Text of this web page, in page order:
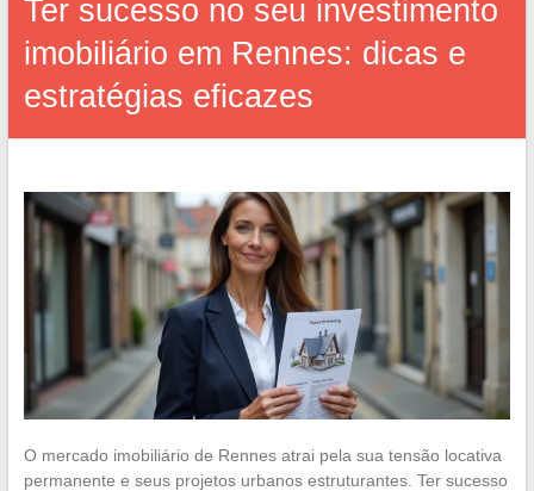
Ter sucesso no seu investimento
imobiliário em Rennes: dicas e
estratégias eficazes
O mercado imobiliário de Rennes atrai pela sua tensão locativa
permanente e seus projetos urbanos estruturantes. Ter sucesso